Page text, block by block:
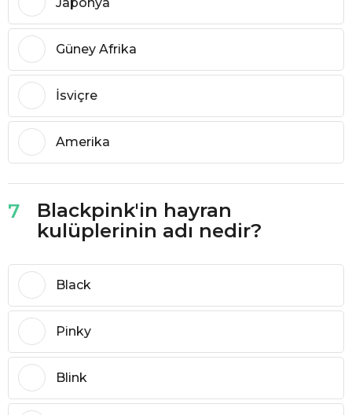
Güney Afrika
İsviçre
Amerika
7
Blackpink'in hayran
kulüplerinin adı nedir?
Black
Pinky
Blink